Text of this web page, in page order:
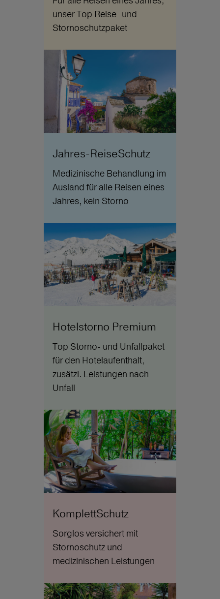
unser Top Reise- und
Stornoschutzpaket
Jahres-ReiseSchutz
Medizinische Behandlung im
Ausland für alle Reisen eines
Jahres, kein Storno
Hotelstorno Premium
Top Storno- und Unfallpaket
für den Hotelaufenthalt,
zusätzl. Leistungen nach
Unfall
KomplettSchutz
Sorglos versichert mit
Stornoschutz und
medizinischen Leistungen